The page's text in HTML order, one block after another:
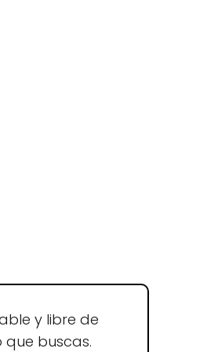
y libre de
buscas.